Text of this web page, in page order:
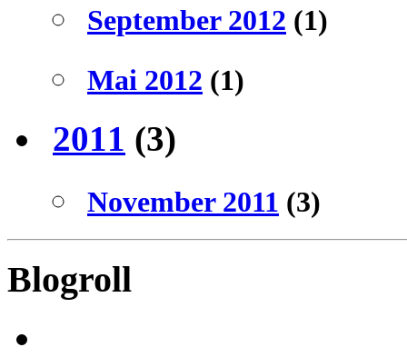
September 2012 (1)
Mai 2012 (1)
2011 (3)
November 2011 (3)
Blogroll